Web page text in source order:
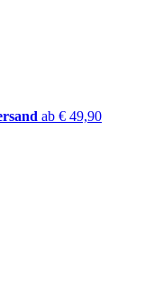
ab € 49,90